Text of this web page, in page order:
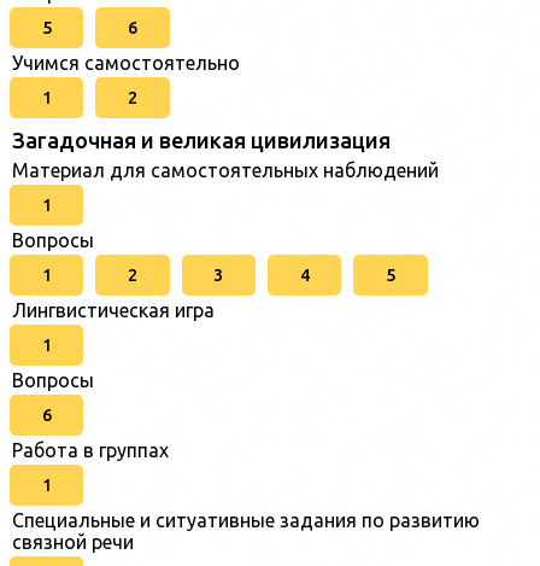
5 6
Учимся самостоятельно
1 2
Загадочная и великая цивилизация
Материал для самостоятельных наблюдений
1
Вопросы
1 2 3 4 5
Лингвистическая игра
1
Вопросы
6
Работа в группах
1
Специальные и ситуативные задания по развитию
связной речи